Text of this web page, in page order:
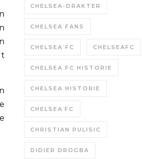
CHELSEA-DRAKTER
CHELSEA FANS
CHELSEA FC CHELSEAFC
CHELSEA FC HISTORIE
CHELSEA HISTORIE
CHELSEA FC
CHRISTIAN PULISIC
DIDIER DROGBA